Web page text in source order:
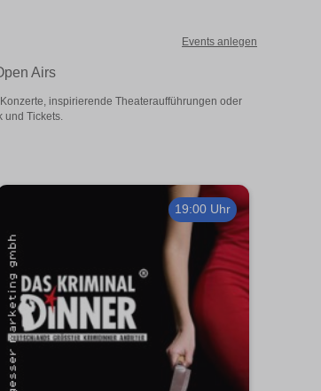
Events anlegen
Airs
inspirierende Theateraufführungen oder
Tickets.
19:00 Uhr